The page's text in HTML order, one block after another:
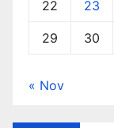
22 23
29 30
« Nov